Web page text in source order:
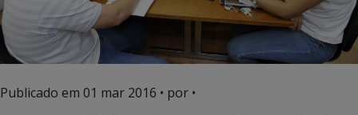
Publicado em 01 mar 2016 • por •